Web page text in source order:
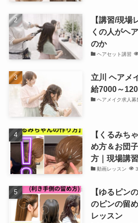
【講習/現場
くの人がヘ
のか
ヘアセット講習
立川 ヘアメ
給7000～
ヘアメイク求人募
【くるみち
め方＆お団
方｜現場講習
動画レッスン
【ゆるピン
のピンの留
レッスン